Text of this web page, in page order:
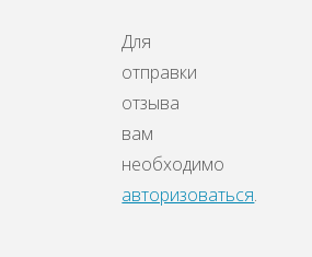
Для
отправки
отзыва
вам
необходимо
авторизоваться.